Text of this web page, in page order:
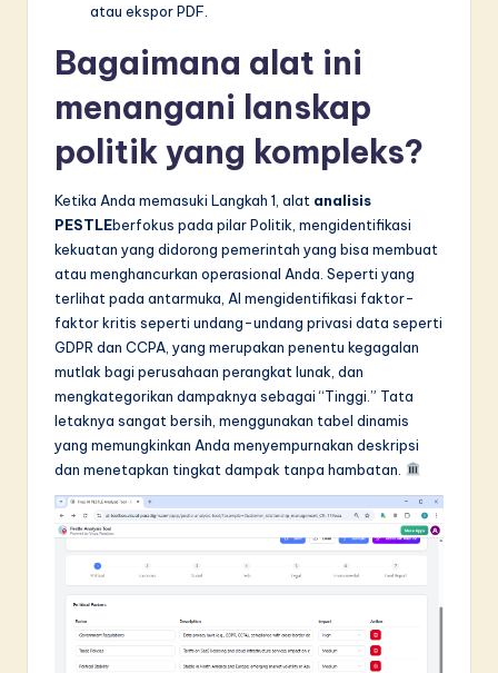
atau ekspor PDF.
Bagaimana alat ini
menangani lanskap
politik yang kompleks?
Ketika Anda memasuki Langkah 1, alat analisis
PESTLEberfokus pada pilar Politik, mengidentifikasi
kekuatan yang didorong pemerintah yang bisa membuat
atau menghancurkan operasional Anda. Seperti yang
terlihat pada antarmuka, AI mengidentifikasi faktor-
faktor kritis seperti undang-undang privasi data seperti
GDPR dan CCPA, yang merupakan penentu kegagalan
mutlak bagi perusahaan perangkat lunak, dan
mengkategorikan dampaknya sebagai “Tinggi.” Tata
letaknya sangat bersih, menggunakan tabel dinamis
yang memungkinkan Anda menyempurnakan deskripsi
dan menetapkan tingkat dampak tanpa hambatan.